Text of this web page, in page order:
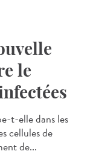
le
t-elle dans les
cellules de
de...